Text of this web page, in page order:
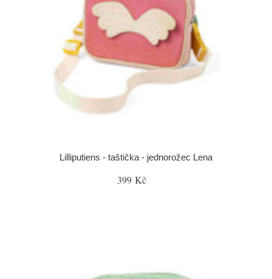
Lilliputiens - taštička - jednorožec Lena
399 Kč